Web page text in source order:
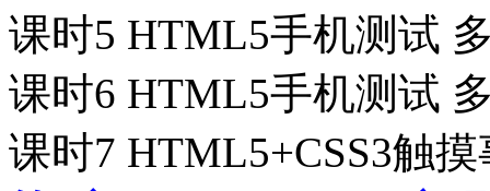
课时5 HTML5手机测试
课时6 HTML5手机测试
课时7 HTML5+CSS3触